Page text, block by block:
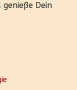
genieße Dein